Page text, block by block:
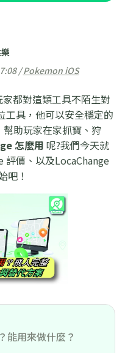
/Pokemon iOS
都對這類工具不陌生對
工具，他可以安全穩定的
助玩家在家抓寶、狩
怎麼用 呢?我們今天就
評價、以及LocaChange
吧！
能用來做什麼？